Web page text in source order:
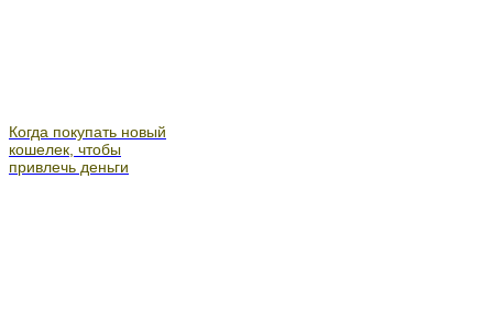
Когда покупать новый
кошелек, чтобы
привлечь деньги